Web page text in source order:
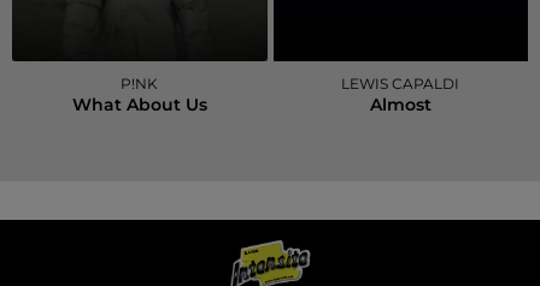
P!NK
What About Us
LEWIS CAPALDI
Almost